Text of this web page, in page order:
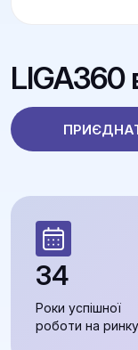
LIGA360
34
Роки успішної
роботи на ринку